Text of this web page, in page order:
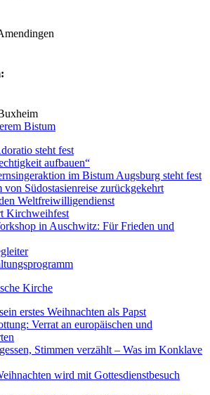
Bistum
steht fest
aufbauen“
im Bistum Augsburg steht fest
Südostasienreise zurückgekehrt
Weltfreiwilligendienst
Kirchweihfest
in Auschwitz: Für Frieden und
Kirche
erstes Weihnachten als Papst
Verrat an europäischen und
Stimmen verzählt – Was im Konklave
wird mit Gottesdienstbesuch